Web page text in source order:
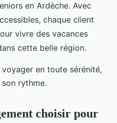
en Ardèche. Avec
chaque client
vivre des vacances
cette belle région.
en toute sérénité,
rythme.
choisir pour